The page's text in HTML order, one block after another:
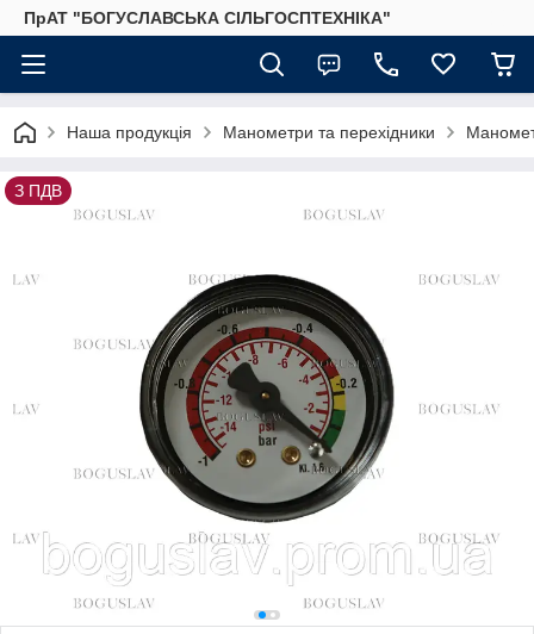
ПрАТ "БОГУСЛАВСЬКА СІЛЬГОСПТЕХНІКА"
Наша продукція Манометри та перехідники
З ПДВ